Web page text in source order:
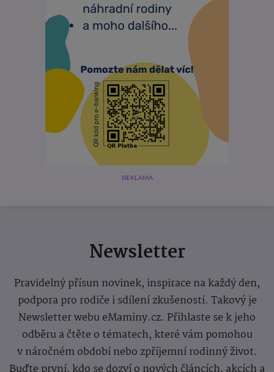
REKLAMA
Newsletter
Pravidelný přísun novinek, inspirace na každý den,
podpora pro rodiče i sdílení zkušeností. Takový je
Newsletter webu eMaminy.cz. Přihlaste se k jeho
odběru a čtěte o tématech, které vám pomohou
v náročném období nebo zpříjemní rodinný život.